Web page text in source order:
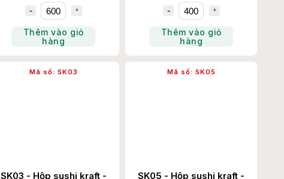
Thêm vào giỏ
hàng
Thêm vào giỏ
hàng
SK03 - Hộp sushi kraft -
Mã số: SK03
SK05 - Hộp sushi kraft -
Mã số: SK05